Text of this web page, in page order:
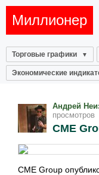
Миллионер
Торговые графики
Экономические
Андрей
просмотров
CME
CME Group